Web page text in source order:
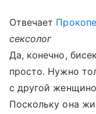
Отвечает
сексолог
Да, конечно,
просто. Нужно
с другой
Поскольку она